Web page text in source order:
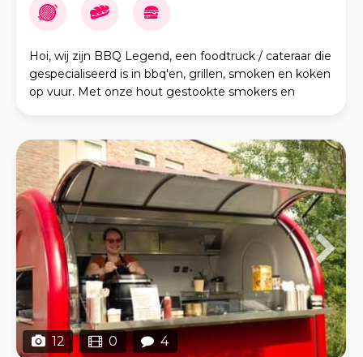
Hoi, wij zijn BBQ Legend, een foodtruck / cateraar die
gespecialiseerd is in bbq'en, grillen, smoken en koken
op vuur. Met onze hout gestookte smokers en
12 0 4